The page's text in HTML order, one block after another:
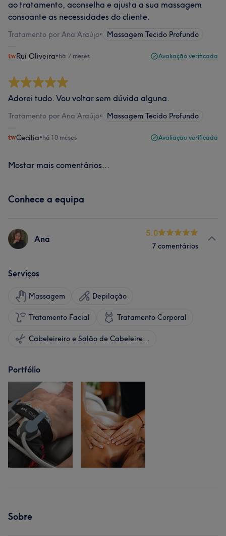
ao tratamento, aconselha e ajusta a sua massagem
consoante as necessidades do cliente.
Tratamento por Ana Araújo• Massagem Tecido Profundo
Rui Oliveira•há 7 meses Avaliação verificada
Adorei tudo. Vou voltar sem dúvida alguna.
Tratamento por Ana Araújo• Massagem Tecido Profundo
Cecilia•há 10 meses Avaliação verificada
Mostar mais comentários...
Conhece a equipa
Ana
5.0
7 comentários
Serviços
Massagem Depilação
Tratamento Facial Tratamento Corporal
Cabeleireiro e Salão de Cabeleireiro
Portfólio
Sobre